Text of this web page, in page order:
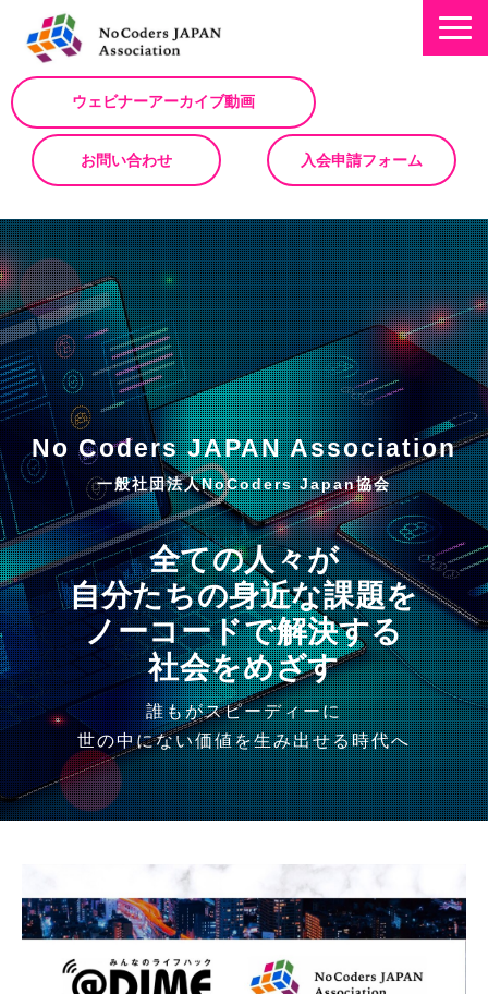
ウェビナーアーカイブ動画
お問い合わせ 入会申請フォーム
ミッション
お知らせ/NEWS
NoCodeサミット
イベント一覧
入会について
No Code サービスを動画で紹介
ノーコードコラム
No Coders JAPAN Association
一般社団法人NoCoders Japan協会
全ての人々が
自分たちの身近な課題を
ノーコードで解決する
社会をめざす
誰もがスピーディーに
世の中にない価値を生み出せる時代へ